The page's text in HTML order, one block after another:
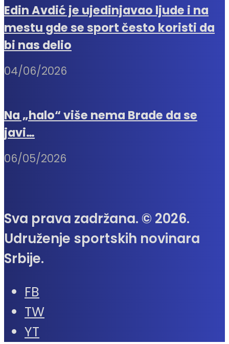
Edin Avdić je ujedinjavao ljude i na
mestu gde se sport često koristi da
bi nas delio
04/06/2026
Na „halo“ više nema Brade da se
javi…
06/05/2026
Sva prava zadržana. © 2026.
Udruženje sportskih novinara
Srbije.
FB
TW
YT